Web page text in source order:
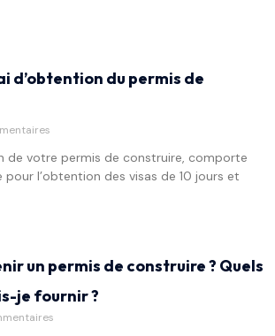
d’obtention du permis de
de votre permis de construire, comporte
l’obtention des visas de 10 jours et
un permis de construire ? Quels
je fournir ?